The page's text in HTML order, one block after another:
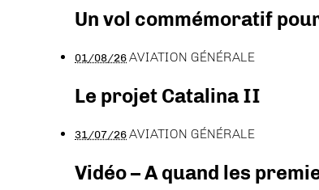
Un vol commémoratif
01/08/26AVIATION GÉNÉRALE
Le projet Catalina II
31/07/26AVIATION GÉNÉRALE
Vidéo – A quand les